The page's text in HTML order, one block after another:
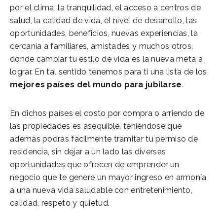
por el clima, la tranquilidad, el acceso a centros de
salud, la calidad de vida, el nivel de desarrollo, las
oportunidades, beneficios, nuevas experiencias, la
cercanía a familiares, amistades y muchos otros,
donde cambiar tu estilo de vida es la nueva meta a
lograr. En tal sentido tenemos para ti una lista de los
mejores países del mundo para jubilarse.
En dichos países el costo por compra o arriendo de
las propiedades es asequible, teniéndose que
además podrás fácilmente tramitar tu permiso de
residencia, sin dejar a un lado las diversas
oportunidades que ofrecen de emprender un
negocio que te genere un mayor ingreso en armonía
a una nueva vida saludable con entretenimiento,
calidad, respeto y quietud.